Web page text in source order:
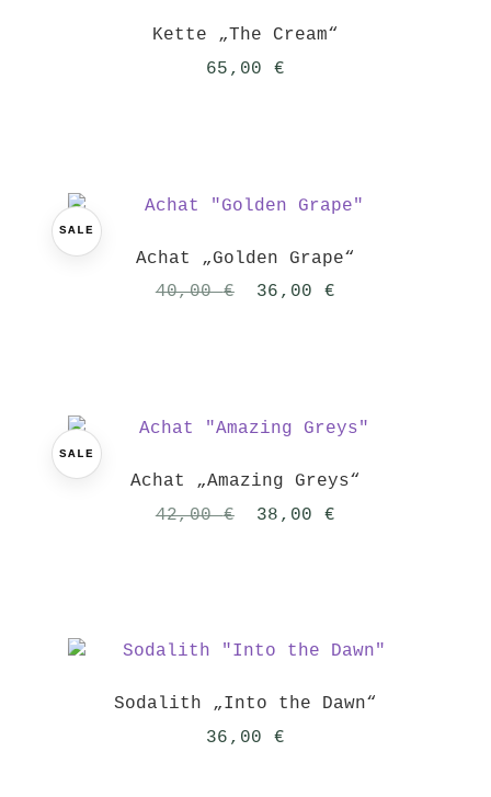
Kette „The Cream“
65,00 €
SALE
Achat „Golden Grape“
40,00€
Ursprünglicher
36,00 €
SALE
Achat „Amazing Greys“
42,00€
Ursprünglicher
38,00 €
Sodalith „Into the Dawn“
36,00 €